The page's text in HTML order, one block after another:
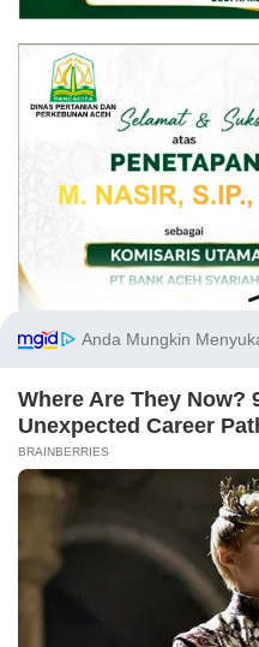
Kirimkan naskah melalui email
identitas. Naskah yang tayang tidak
sepenuhnya menjadi tanggung jawab